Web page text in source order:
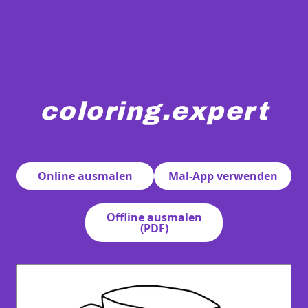
coloring.expert
Online ausmalen
Mal-App verwenden
Offline ausmalen
(PDF)